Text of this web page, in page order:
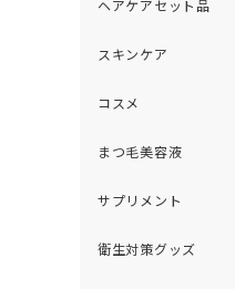
ヘアケアセット品
スキンケア
コスメ
まつ毛美容液
サプリメント
衛生対策グッズ